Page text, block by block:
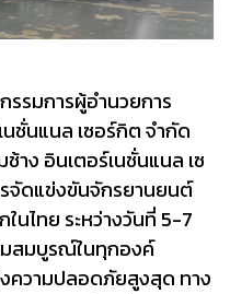
รมการผู้อำนวยการ
ชั่นแนล เซอร์กิต จำกัด
าง อินเตอร์เนชั่นแนล เซ
จัดแข่งขันจักรยานยนต์
นไทย ระหว่างวันที่ 5-7
สมบูรณ์ในทุกองค์
ความปลอดภัยสูงสุด ทาง